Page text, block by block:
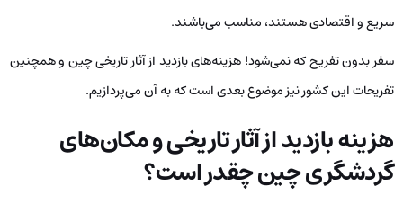
سریع و اقتصادی هستند، مناسب می‌باشند.
سفر بدون تفریح که نمی‌شود! هزینه‌های بازدید از آثار تاریخی چین و همچنین
تفریحات این کشور نیز موضوع بعدی است که به آن می‌پردازیم.
هزینه بازدید از آثار تاریخی و مکان‌های
گردشگری چین چقدر است؟